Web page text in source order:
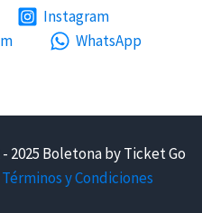
Instagram
WhatsApp
2025 Boletona by Ticket Go
Términos y Condiciones